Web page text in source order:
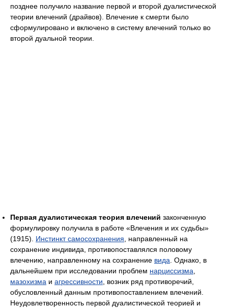
позднее получило название первой и второй дуалистической
теории влечений (драйвов). Влечение к смерти было
сформулировано и включено в систему влечений только во
второй дуальной теории.
Первая дуалистическая теория влечений законченную
формулировку получила в работе «Влечения и их судьбы»
(1915). Инстинкт самосохранения , направленный на
сохранение индивида, противопоставлялся половому
влечению, направленному на сохранение вида . Однако, в
дальнейшем при исследовании проблем нарциссизма
мазохизма и агрессивности , возник ряд противоречий,
обусловленный данным противопоставлением влечений.
Неудовлетворенность первой дуалистической теорией и